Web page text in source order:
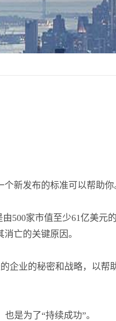
新发布的标准可以帮助你
500家市值至少61亿美元
亡的关键原因。
业的秘密和战略，以帮
是为了“持续成功”。